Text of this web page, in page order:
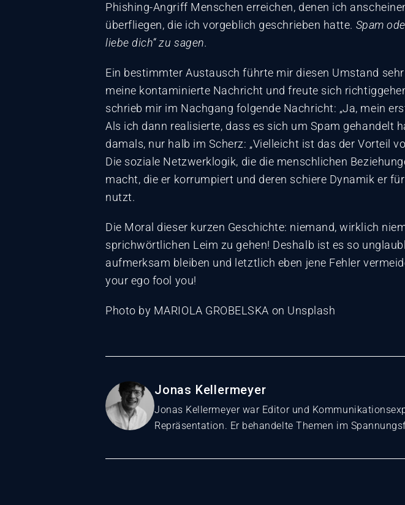
Phishing-Angriff Menschen erreichen, denen ich
überfliegen, die ich vorgeblich geschrieben hatte. Spam
liebe dich“ zu sagen.
Ein bestimmter Austausch führte mir diesen Umstand
meine kontaminierte Nachricht und freute sich
schrieb mir im Nachgang folgende Nachricht: „Ja, mein
Als ich dann realisierte, dass es sich um Spam gehandelt
damals, nur halb im Scherz: „Vielleicht ist das der Vorteil
Die soziale Netzwerklogik, die die menschlichen
macht, die er korrumpiert und deren schiere Dynamik er
nutzt.
Die Moral dieser kurzen Geschichte: niemand, wirklich
sprichwörtlichen Leim zu gehen! Deshalb ist es so
aufmerksam bleiben und letztlich eben jene Fehler
your ego fool you!
Photo by MARIOLA GROBELSKA on Unsplash
Jonas Kellermeyer
Jonas Kellermeyer war Editor und
Repräsentation. Er behandelte Themen im